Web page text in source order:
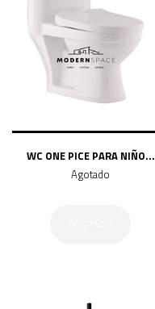
WC ONE PICE PARA NIÑO...
Agotado